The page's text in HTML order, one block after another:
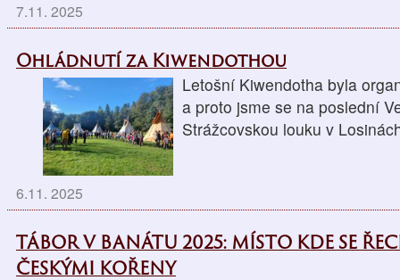
7.11. 2025
Ohládnutí za Kiwendothou
Letošní Kiwendotha byla
a proto jsme se na poslední
Strážcovskou louku v
6.11. 2025
TÁBOR V BANÁTU 2025: MÍSTO KDE SE
ČESKÝMI KOŘENY